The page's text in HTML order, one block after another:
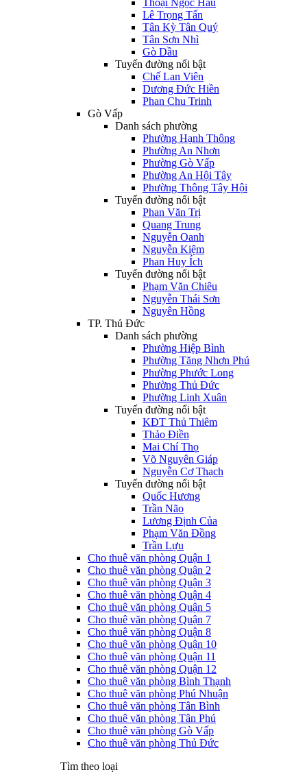
Thoại Ngọc Hầu
Lê Trọng Tấn
Tân Kỳ Tân Quý
Tân Sơn Nhì
Gò Dầu
Tuyến đường nổi bật
Chế Lan Viên
Dương Đức Hiền
Phan Chu Trinh
Gò Vấp
Danh sách phường
Phường Hạnh Thông
Phường An Nhơn
Phường Gò Vấp
Phường An Hội Tây
Phường Thông Tây Hội
Tuyến đường nổi bật
Phan Văn Trị
Quang Trung
Nguyễn Oanh
Nguyễn Kiệm
Phan Huy Ích
Tuyến đường nổi bật
Phạm Văn Chiêu
Nguyễn Thái Sơn
Nguyên Hồng
TP. Thủ Đức
Danh sách phường
Phường Hiệp Bình
Phường Tăng Nhơn Phú
Phường Phước Long
Phường Thủ Đức
Phường Linh Xuân
Tuyến đường nổi bật
KĐT Thủ Thiêm
Thảo Điền
Mai Chí Thọ
Võ Nguyên Giáp
Nguyễn Cơ Thạch
Tuyến đường nổi bật
Quốc Hương
Trần Não
Lương Định Của
Phạm Văn Đồng
Trần Lựu
Cho thuê văn phòng Quận 1
Cho thuê văn phòng Quận 2
Cho thuê văn phòng Quận 3
Cho thuê văn phòng Quận 4
Cho thuê văn phòng Quận 5
Cho thuê văn phòng Quận 7
Cho thuê văn phòng Quận 8
Cho thuê văn phòng Quận 10
Cho thuê văn phòng Quận 11
Cho thuê văn phòng Quận 12
Cho thuê văn phòng Bình Thạnh
Cho thuê văn phòng Phú Nhuận
Cho thuê văn phòng Tân Bình
Cho thuê văn phòng Tân Phú
Cho thuê văn phòng Gò Vấp
Cho thuê văn phòng Thủ Đức
Tìm theo loại